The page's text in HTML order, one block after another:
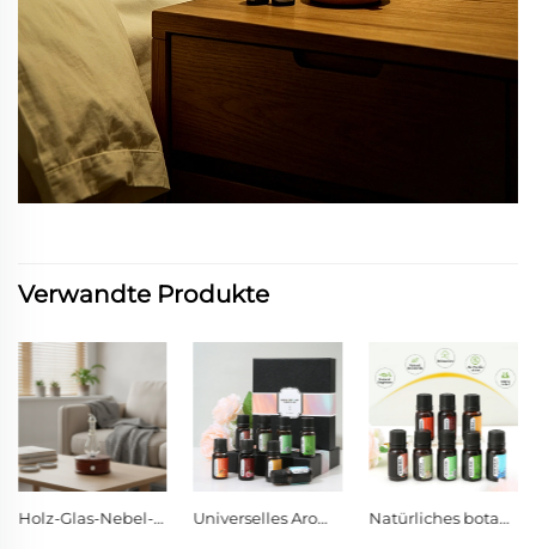
Verwandte Produkte
Universelles Aromatherapieöl, kompatibel mit allen Ultraschall-Diffusoren Natürliches botanisches Aromatherapieöl | Reiner Pflanzenduft zur Raumluftverbesserung und zur Beruhigung des Geistes Vogelförmiger, wasserloser Zerstäubungs-Diffusor aus Borosilikatglas mit dunklem Walnussholzsockel